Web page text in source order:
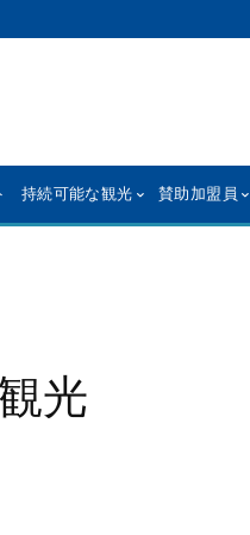
持続可能な観光 賛助加盟員
光